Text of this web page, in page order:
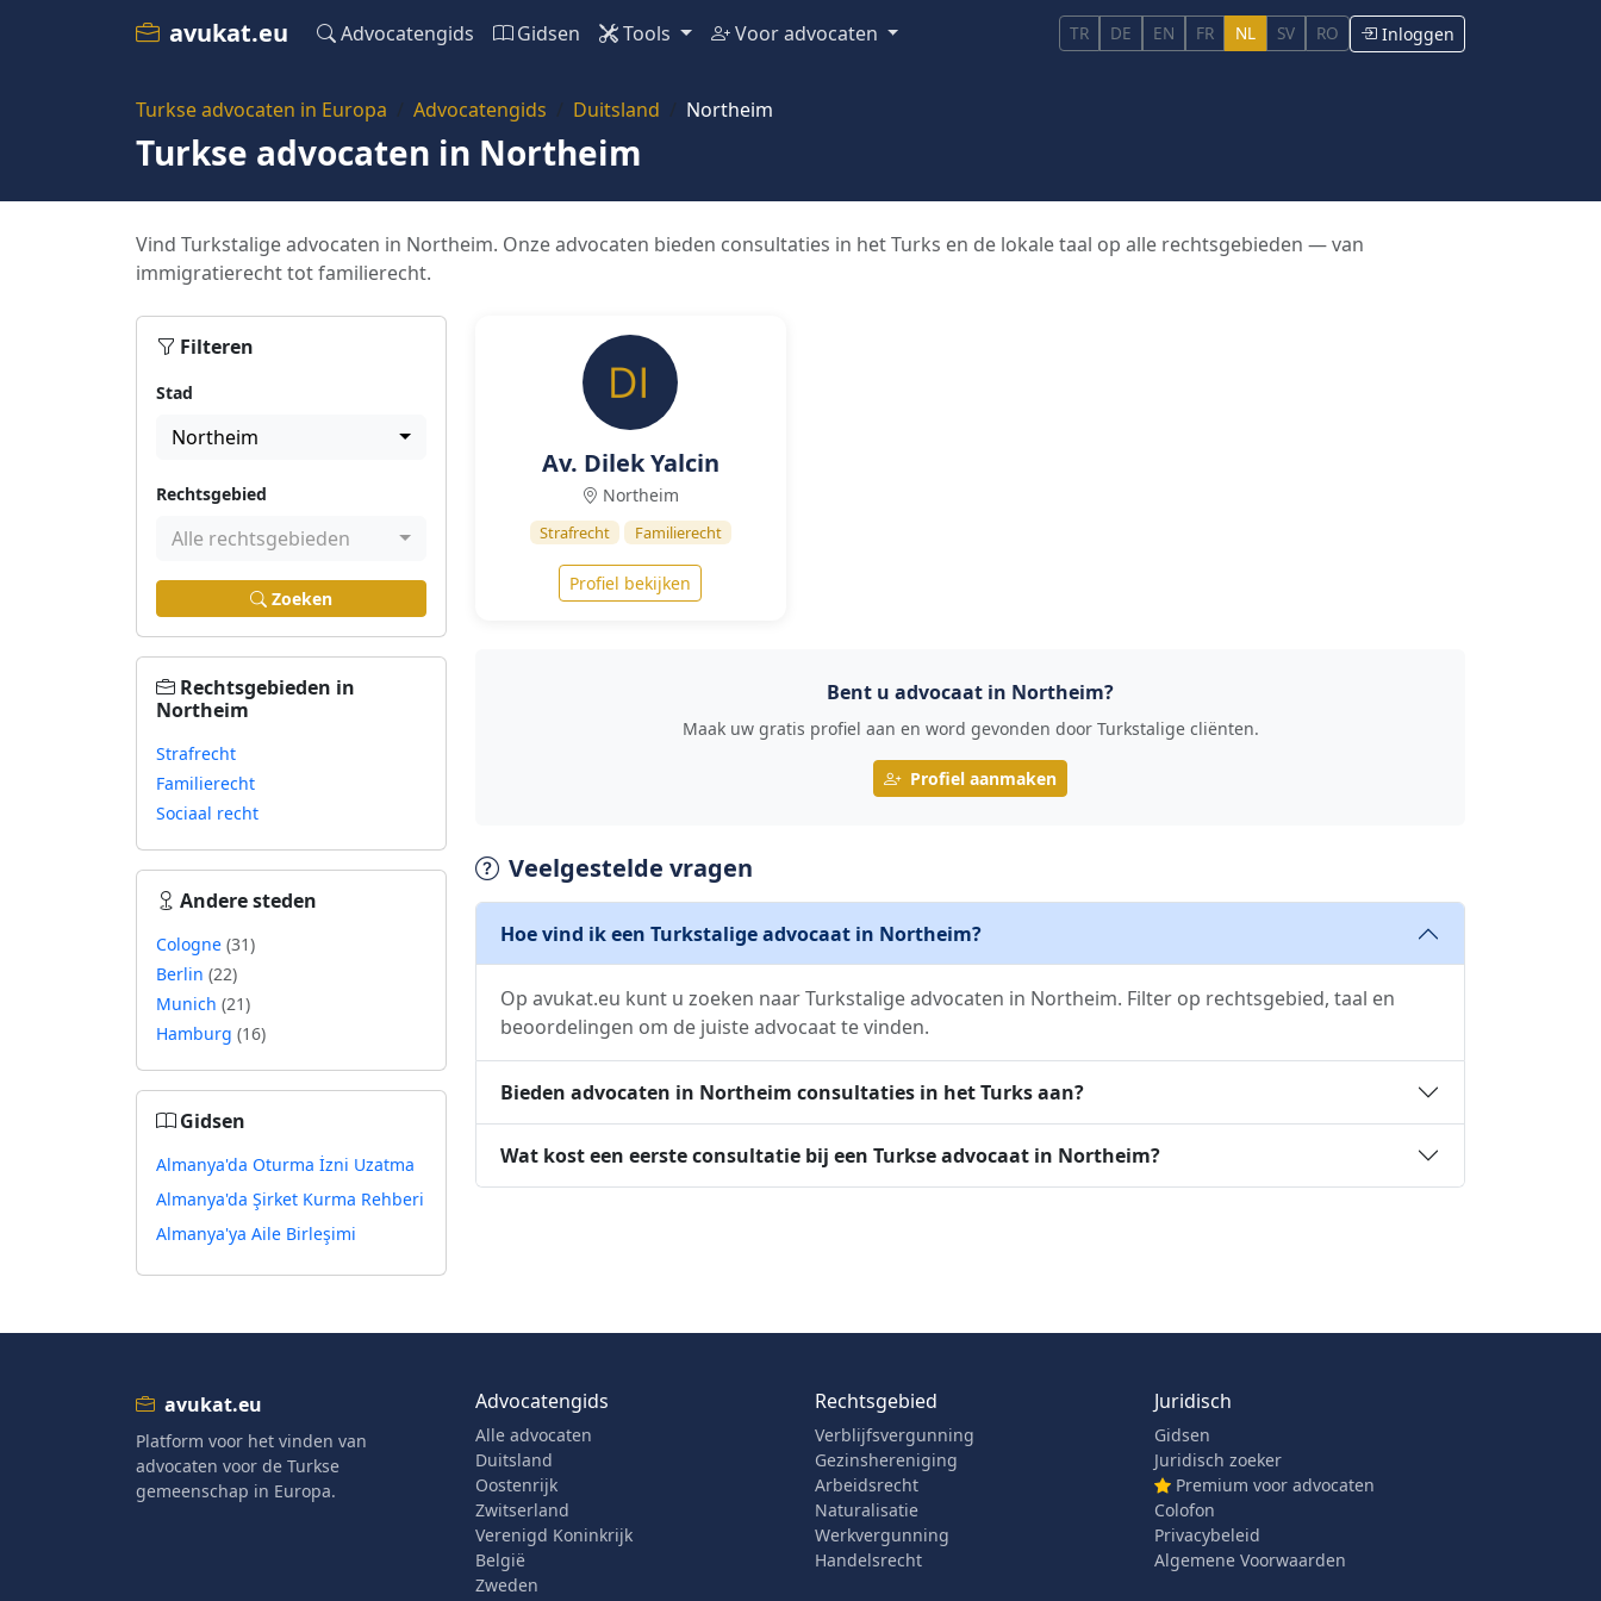
avukat.eu Advocatengids Gidsen Tools Voor advocaten TR DE EN FR NL SV RO Inloggen
Turkse advocaten in Europa Advocatengids Duitsland Northeim
Turkse advocaten in Northeim
Vind Turkstalige advocaten in Northeim. Onze advocaten bieden consultaties in het Turks en de lokale taal op alle rechtsgebieden — van
immigratierecht tot familierecht.
Filteren
Stad
Northeim
Rechtsgebied
Alle rechtsgebieden
Zoeken
Rechtsgebieden in
Northeim
Strafrecht
Familierecht
Sociaal recht
Andere steden
Cologne (31)
Berlin (22)
Munich (21)
Hamburg (16)
Gidsen
Almanya'da Oturma İzni Uzatma
Almanya'da Şirket Kurma Rehberi
Almanya'ya Aile Birleşimi
Av. Dilek Yalcin
Northeim
Strafrecht Familierecht
Profiel bekijken
Bent u advocaat in Northeim?
Maak uw gratis profiel aan en word gevonden door Turkstalige cliënten.
Profiel aanmaken
Veelgestelde vragen
Hoe vind ik een Turkstalige advocaat in Northeim?
Op avukat.eu kunt u zoeken naar Turkstalige advocaten in Northeim. Filter op rechtsgebied, taal en
beoordelingen om de juiste advocaat te vinden.
Bieden advocaten in Northeim consultaties in het Turks aan?
Wat kost een eerste consultatie bij een Turkse advocaat in Northeim?
avukat.eu
Platform voor het vinden van
advocaten voor de Turkse
gemeenschap in Europa.
Advocatengids
Alle advocaten
Duitsland
Oostenrijk
Zwitserland
Verenigd Koninkrijk
België
Zweden
Rechtsgebied
Verblijfsvergunning
Gezinshereniging
Arbeidsrecht
Naturalisatie
Werkvergunning
Handelsrecht
Juridisch
Gidsen
Juridisch zoeker
Premium voor advocaten
Colofon
Privacybeleid
Algemene Voorwaarden